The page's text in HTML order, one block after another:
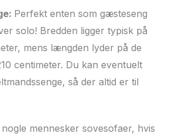
Perfekt enten som gæsteseng
solo! Bredden ligger typisk på
mens længden lyder på de
centimeter. Du kan eventuelt
så der altid er til
mennesker sovesofaer, hvis